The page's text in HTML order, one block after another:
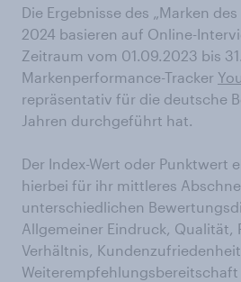
Die Ergebnisse des „Marken
2024 basieren auf Online-
Zeitraum vom 01.09.2023 bis
Markenperformance-Tracker
repräsentativ für die deutsche
Jahren durchgeführt hat.
Der Index-Wert oder Punktwert
hierbei für ihr mittleres
unterschiedlichen
Allgemeiner Eindruck, Qualität,
Verhältnis,
Weiterempfehlungsbereitschaft